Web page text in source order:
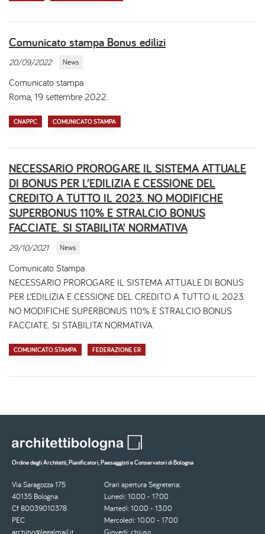
Comunicato stampa Bonus edilizi
20/09/2022 News
Comunicato stampa
Roma, 19 settembre 2022.
CNAPPC COMUNICATO STAMPA
NECESSARIO PROROGARE IL SISTEMA ATTUALE
DI BONUS PER L’EDILIZIA E CESSIONE DEL
CREDITO A TUTTO IL 2023. NO MODIFICHE
SUPERBONUS 110% E STRALCIO BONUS
FACCIATE. SI STABILITA’ NORMATIVA
29/10/2021 News
Comunicato Stampa
NECESSARIO PROROGARE IL SISTEMA ATTUALE DI BONUS
PER L’EDILIZIA E CESSIONE DEL CREDITO A TUTTO IL 2023.
NO MODIFICHE SUPERBONUS 110% E STRALCIO BONUS
FACCIATE. SI STABILITA’ NORMATIVA.
COMUNICATO STAMPA FEDERAZIONE ER
Ordine degli Architetti, Pianificatori, Paesaggisti e Conservatori di Bologna
Via Saragozza 175
40135 Bologna
Cf 80039010378
PEC
archibo@legalmail.it
Orari apertura Segreteria:
Lunedì: 10.00 - 17.00
Martedì: 10.00 - 13.00
Mercoledì: 10.00 - 17.00
Giovedì: chiuso